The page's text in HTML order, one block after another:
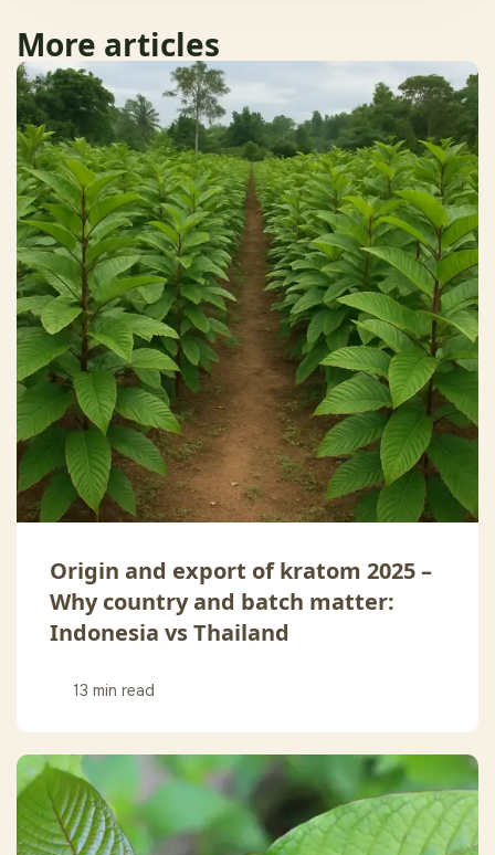
More articles
Origin and export of kratom 2025 –
Why country and batch matter:
Indonesia vs Thailand
13 min read